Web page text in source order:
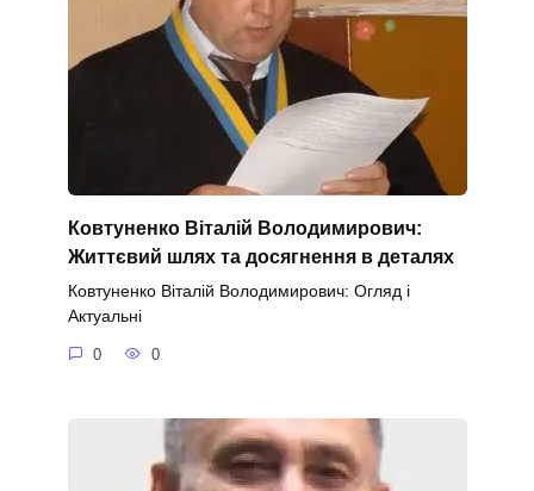
Ковтуненко Віталій Володимирович:
Життєвий шлях та досягнення в деталях
Ковтуненко Віталій Володимирович: Огляд і
Актуальні
0 0